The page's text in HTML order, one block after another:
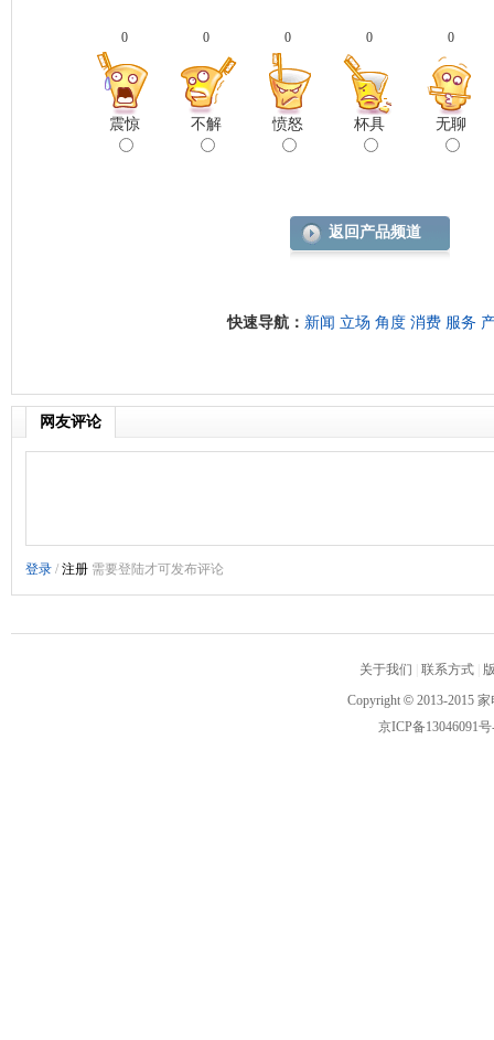
0
震惊
0
不解
0
愤怒
0
杯具
0
无聊
返回产品频道
快速导航： 新闻 立场 角度 消费 服务
网友评论
关于我们 联系方式
Copyright © 2013-2015
京ICP备13046091号